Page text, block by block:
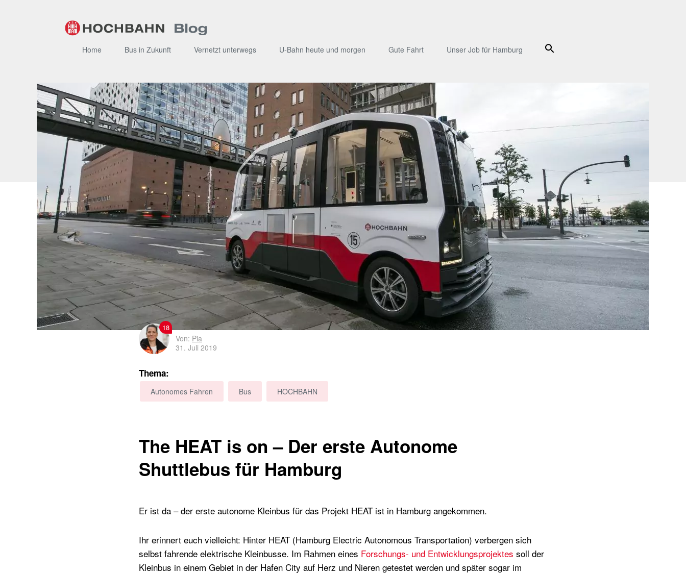
Home Bus in Zukunft Vernetzt unterwegs U-Bahn heute und morgen Gute Fahrt Unser Job für Hamburg Suche
18
Von: Pia
31. Juli 2019
Thema:
Autonomes Fahren Bus HOCHBAHN
The HEAT is on – Der erste Autonome
Shuttlebus für Hamburg
Er ist da – der erste autonome Kleinbus für das Projekt HEAT ist in Hamburg angekommen.
Ihr erinnert euch vielleicht: Hinter HEAT (Hamburg Electric Autonomous Transportation) verbergen sich
selbst fahrende elektrische Kleinbusse. Im Rahmen eines Forschungs- und Entwicklungsprojektes soll der
Kleinbus in einem Gebiet in der Hafen City auf Herz und Nieren getestet werden und später sogar im